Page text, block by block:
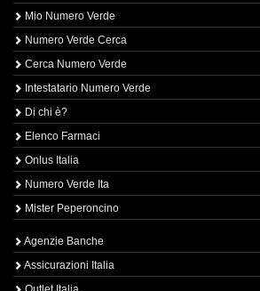
Mio Numero Verde
Numero Verde Cerca
Cerca Numero Verde
Intestatario Numero Verde
Di chi è?
Elenco Farmaci
Onlus Italia
Numero Verde Ita
Mister Peperoncino
Agenzie Banche
Assicurazioni Italia